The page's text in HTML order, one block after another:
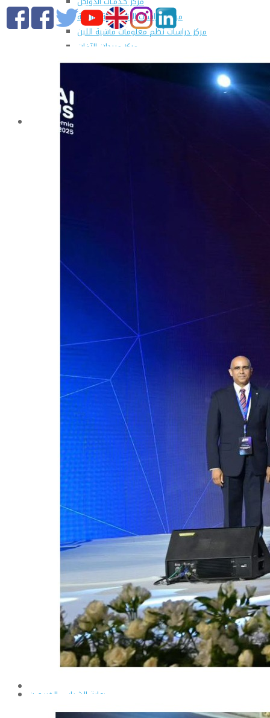
مركز الدراسات الإقتصادية الزراعية
مركز دراسات نُظم معلومات ماشية اللبن
مركز مبيدات الآفات
مطبعة كلية الزراعة
وحدة الهندسة الزراعية للدراسات والإستشارات الفنية
التسجيل في دورات مركز الحاسب الآلي بالكلية
التعليم والطلاب
للحصول على البريد الالكترونى للطالب
التدريب الميداني
نادى الطلاب المتفوقين
الدراسات العليا والبحوث والعلاقات الثقافية
عن قطاع الدراسات العليا والبحوث
إدارة العلاقات الثقافية
المصاريف الدراسية لطلاب الدراسات العليا
البرامج الدراسية
الدكتوراة
برنامج الماجستير
برنامج الماجستير المهنى
ماجستير الأدارة المستدامة للأراضى
لوائح برامج الدراسات العليا
(الأوراق المطلوبة للتسجيل (ماجستير/ دكتوراه
التقدم للدراسات العليا إلكترونيا
شروط قبول الطلاب الوافديين
متطلبات منح درجة الدكتوراة
إيداع الرسائل بالمكتبة المركزية
نماذج البعثات والمهمات العلمية
قواعد كتابة الرسائل العلمية
محطة التجارب و البحوث الزراعية
خدمة المجتمع وتنمية البيئة
تقرير قطاع شئون البيئة و خدمة المجتمع
عن قطاع خدمة المجتمع وتنمية البيئة
الخطة السنوية للقطاع
وحدة الأزمات والكوارث
رعاية الشباب والخريجون
رعاية الشباب